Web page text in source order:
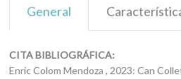
General
CITA BIBLIOGRÁFICA:
Enric Colom Mendoza , 2023: Can